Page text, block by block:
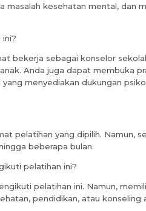
masalah kesehatan mental, dan
bekerja sebagai konselor
Anda juga dapat membuka
menyediakan dukungan
pelatihan yang dipilih. Namun,
beberapa bulan.
pelatihan ini?
pelatihan ini. Namun,
pendidikan, atau konseling